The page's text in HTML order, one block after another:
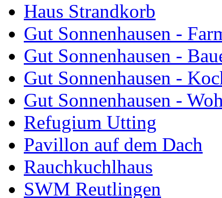
Haus Strandkorb
Gut Sonnenhausen -
Gut Sonnenhausen -
Gut Sonnenhausen -
Gut Sonnenhausen -
Refugium Utting
Pavillon auf dem Dach
Rauchkuchlhaus
SWM Reutlingen